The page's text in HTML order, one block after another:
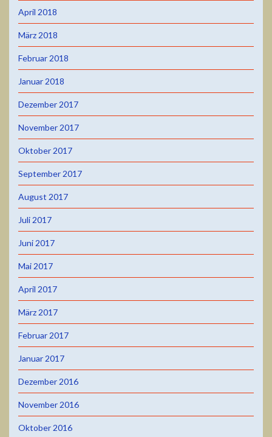
April 2018
März 2018
Februar 2018
Januar 2018
Dezember 2017
November 2017
Oktober 2017
September 2017
August 2017
Juli 2017
Juni 2017
Mai 2017
April 2017
März 2017
Februar 2017
Januar 2017
Dezember 2016
November 2016
Oktober 2016